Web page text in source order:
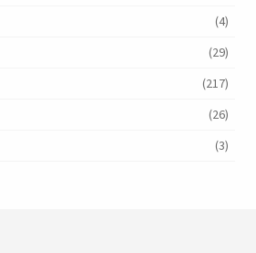
(4)
(29)
(217)
(26)
(3)